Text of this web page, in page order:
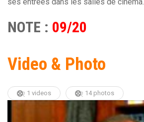
NOTE : 09/20
Video & Photo
1 videos 14 photos